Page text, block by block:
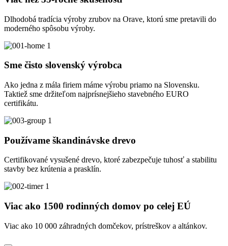
Dlhodobá tradícia výroby zrubov na Orave, ktorú sme pretavili do
moderného spôsobu výroby.
Sme čisto slovenský výrobca
Ako jedna z mála firiem máme výrobu priamo na Slovensku.
Taktiež sme držiteľom najprísnejšieho stavebného EURO
certifikátu.
Používame škandinávske drevo
Certifikované vysušené drevo, ktoré zabezpečuje tuhosť a stabilitu
stavby bez krútenia a prasklín.
Viac ako 1500 rodinných domov po celej EÚ
Viac ako 10 000 záhradných domčekov, prístreškov a altánkov.